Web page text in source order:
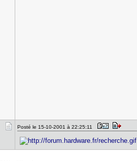
Posté le 15-10-2001 à 22:25:11